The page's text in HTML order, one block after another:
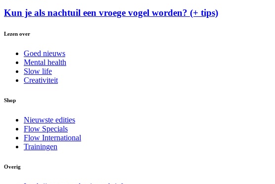
Kun je als nachtuil een vroege vogel worden? (+ tips)
Lezen over
Goed nieuws
Mental health
Slow life
Creativiteit
Shop
Nieuwste edities
Flow Specials
Flow International
Trainingen
Overig